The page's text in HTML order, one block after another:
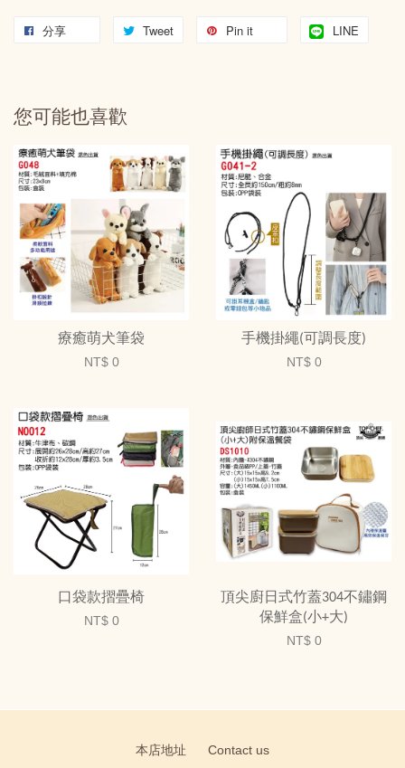
分享 Tweet Pin it LINE
您可能也喜歡
療癒萌犬筆袋
NT$ 0
手機掛繩(可調長度)
NT$ 0
口袋款摺疊椅
NT$ 0
頂尖廚日式竹蓋304不鏽鋼
保鮮盒(小+大)
NT$ 0
本店地址 Contact us